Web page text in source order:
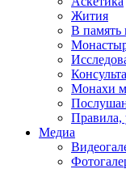
Жития
В память
Монахи
Правила,
Медиа